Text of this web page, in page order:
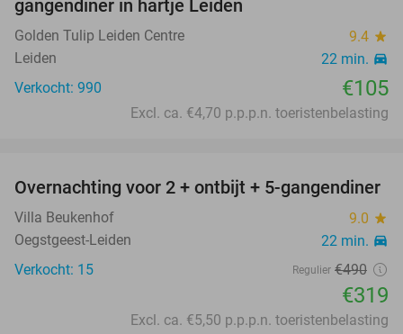
gangendiner in hartje Leiden
Golden Tulip Leiden Centre 9.4 star
Leiden 22 min. directions_car
Verkocht: 990 €105
Excl. ca. €4,70 p.p.p.n. toeristenbelasting
35%
Overnachting voor 2 + ontbijt + 5-gangendiner
Villa Beukenhof 9.0 star
Oegstgeest-Leiden 22 min. directions_car
Verkocht: 15 Regulier €490
€319
Excl. ca. €5,50 p.p.p.n. toeristenbelasting